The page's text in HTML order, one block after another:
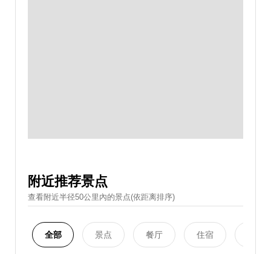
附近推荐景点
查看附近半径50公里內的景点(依距离排序)
全部 景点 餐厅 住宿